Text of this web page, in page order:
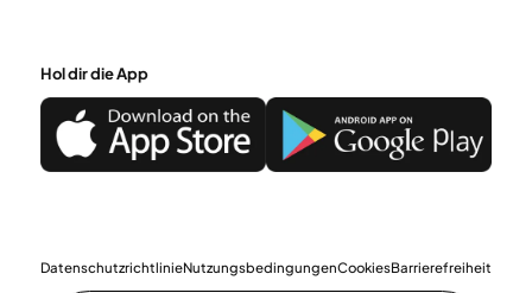
Hol dir die App
DatenschutzrichtlinieNutzungsbedingungenCookiesBarrierefreiheit